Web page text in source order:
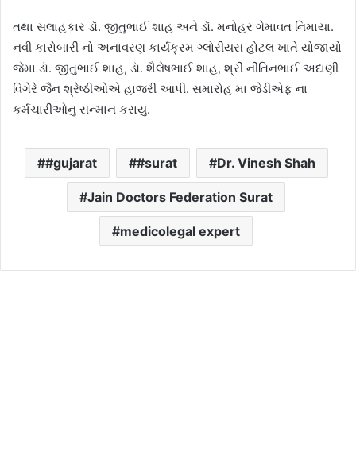
તથા સલાહકાર ડૉ. જીતુભાઈ શાહ અને ડૉ. મનોહર ગેમાવત નિમાયા.
નવી કારોબારી નો અનાવરણ કાર્યક્રમ ગ્લોરીયસ હોટલ ખાતે યોજાયો
જેમા ડૉ. જીતુભાઈ શાહ, ડૉ. શૈલેષભાઈ શાહ, શ્રી નીતિનભાઈ અદાણી
વિગેરે જૈન શ્રેષ્ઠીઓએ હાજરી આપી. સમારોહ મા જેડીએફ ના
કર્મચારીઓનુ સન્માન કરાયુ.
#gujarat #surat Dr. Vinesh Shah
Jain Doctors Federation Surat
medicolegal expert